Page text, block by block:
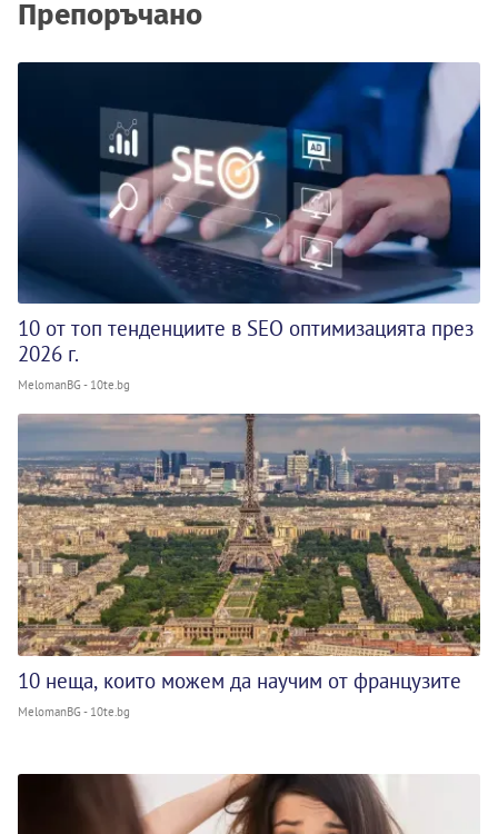
Препоръчано
10 от топ тенденциите в SEO оптимизацията през
2026 г.
MelomanBG - 10te.bg
10 неща, които можем да научим от французите
MelomanBG - 10te.bg